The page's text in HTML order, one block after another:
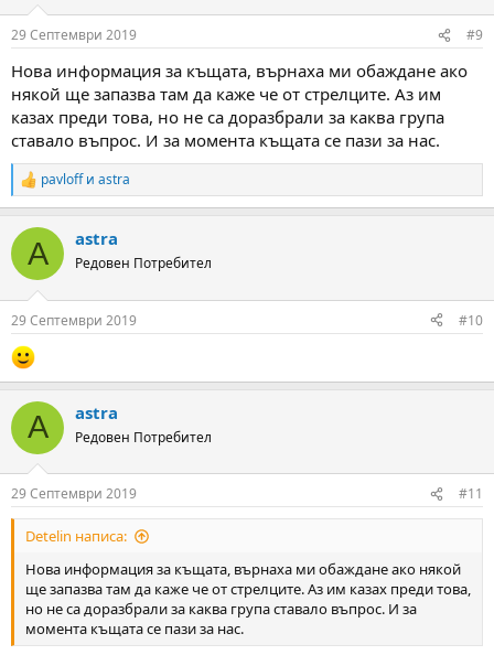
s
29 Септември 2019 #9
Нова информация за къщата, върнаха ми обаждане ако
някой ще запазва там да каже че от стрелците. Аз им
казах преди това, но не са доразбрали за каква група
ставало въпрос. И за момента къщата се пази за нас.
R
e
c
i
s
:
pavloffи astra
A astra
Редовен Потребител
29 Септември 2019 #10
A astra
Редовен Потребител
29 Септември 2019 #11
Detelin написа:
Нова информация за къщата, върнаха ми обаждане ако някой
ще запазва там да каже че от стрелците. Аз им казах преди това,
но не са доразбрали за каква група ставало въпрос. И за
момента къщата се пази за нас.